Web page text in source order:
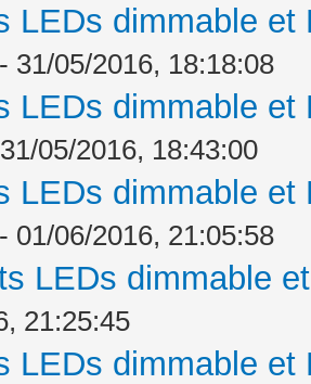
LEDs dimmable
- 31/05/2016, 18:18:08
LEDs dimmable
05/2016, 18:43:00
LEDs dimmable
- 01/06/2016, 21:05:58
LEDs dimmable
21:25:45
LEDs dimmable